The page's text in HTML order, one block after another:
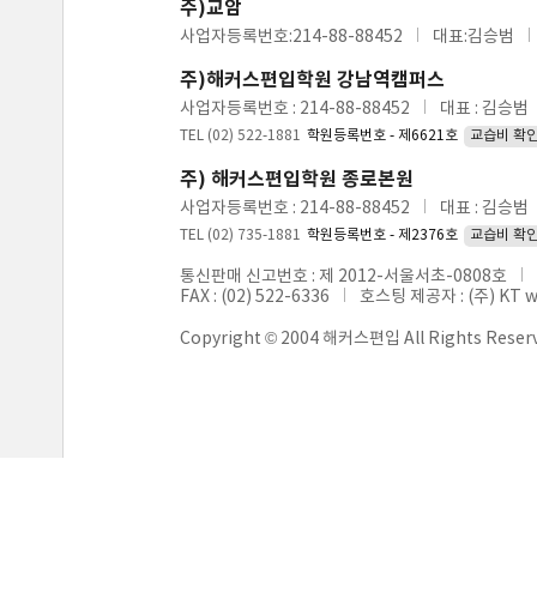
주)교암
사업자등록번호:214-88-88452 대표:김승범
주)해커스편입학원 강남역캠퍼스
사업자등록번호 : 214-88-88452 대표 : 김승범
TEL (02) 522-1881 학원등록번호 - 제6621호 교습비 확
주) 해커스편입학원 종로본원
사업자등록번호 : 214-88-88452 대표 : 김승범
TEL (02) 735-1881 학원등록번호 - 제2376호 교습비 확
통신판매 신고번호 : 제 2012-서울서초-0808호
FAX : (02) 522-6336
호스팅 제공자 : (주)
Copyright © 2004 해커스편입 All Rights